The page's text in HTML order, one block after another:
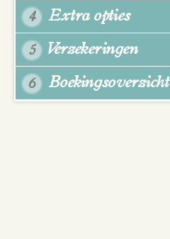
4 Extra opties
5 Verzekeringen
6 Boekingsoverzicht